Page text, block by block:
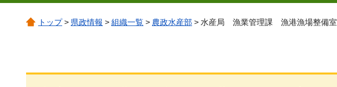
トップ> 県政情報 > 組織一覧 > 農政水産部 > 水産局 漁業管理課 漁港漁場整備室